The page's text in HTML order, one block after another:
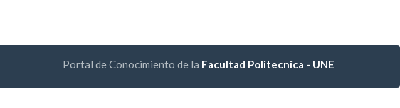
Portal de Conocimiento de la Facultad Politecnica - UNE